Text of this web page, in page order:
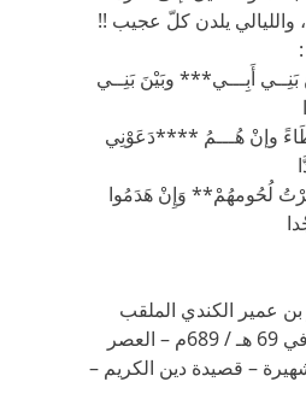
والليالي يلدن كلّ عجيب !!
أَبِـــي*** وبَيْنَ بَنِــي
وإنْ هُـــمُ ****دَعَوْنِي
لُحُومهُمْ** وَإِنْ هَدَمُوا
عمير الكندي الملقب
بالمقنع الكندي ( توفي 69 هـ / 689م – العصر
– قصيدة دين الكريم –